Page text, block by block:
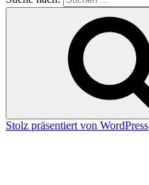
Stolz präsentiert von WordPress